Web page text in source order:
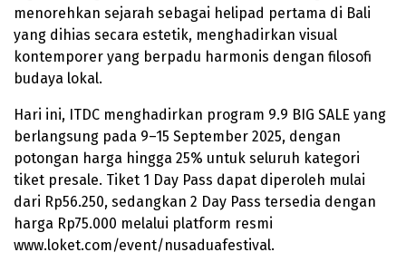
menorehkan sejarah sebagai helipad pertama di Bali
yang dihias secara estetik, menghadirkan visual
kontemporer yang berpadu harmonis dengan filosofi
budaya lokal.
Hari ini, ITDC menghadirkan program 9.9 BIG SALE yang
berlangsung pada 9–15 September 2025, dengan
potongan harga hingga 25% untuk seluruh kategori
tiket presale. Tiket 1 Day Pass dapat diperoleh mulai
dari Rp56.250, sedangkan 2 Day Pass tersedia dengan
harga Rp75.000 melalui platform resmi
www.loket.com/event/nusaduafestival.